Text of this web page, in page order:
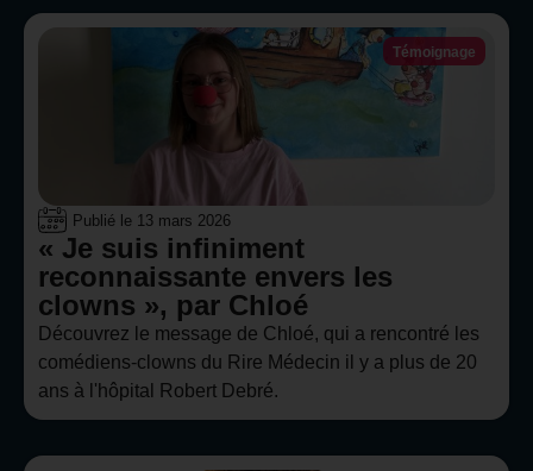
Témoignage
Publié le 13 mars 2026
« Je suis infiniment
reconnaissante envers les
clowns », par Chloé
Découvrez le message de Chloé, qui a rencontré les
comédiens-clowns du Rire Médecin il y a plus de 20
ans à l'hôpital Robert Debré.